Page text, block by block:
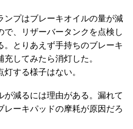
ンプはブレーキオイルの量が減
で、リザーバータンクを点検し
。とりあえず手持ちのブレーキ
してみたら消灯した。
する様子はない。
が減るには理由がある。漏れて
レーキパッドの摩耗が原因だろ